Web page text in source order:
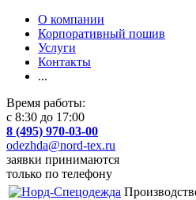
О компании
Корпоративный пошив
Услуги
Контакты
...
Время работы:
с 8:30 до 17:00
8 (495) 970-03-00
odezhda@nord-tex.ru
заявки принимаются
только по телефону